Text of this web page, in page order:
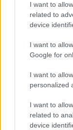
I want to
related to
device
I want to
Google for
I want to
personalized
I want to
related to
device